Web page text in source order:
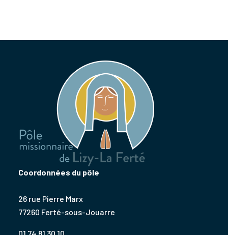
Coordonnées du pôle
26 rue Pierre Marx
77260 Ferté-sous-Jouarre